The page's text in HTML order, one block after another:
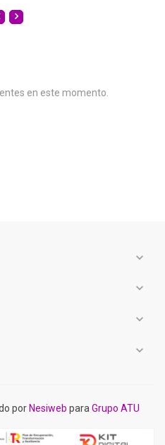
en este momento.
expand_more
expand_more
expand_more
expand_more
por Nesiweb paraGrupo ATU